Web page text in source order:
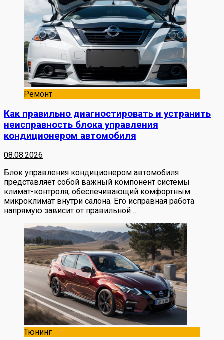
Ремонт
Как правильно диагностировать и устранить
неисправность блока управления
кондиционером автомобиля
08.08.2026
Блок управления кондиционером автомобиля
представляет собой важный компонент системы
климат-контроля, обеспечивающий комфортным
микроклимат внутри салона. Его исправная работа
напрямую зависит от правильной …
Тюнинг